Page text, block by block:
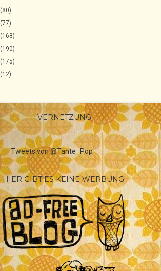
(80)
(77)
(168)
(190)
(175)
(12)
VERNETZUNG
Tweets von @Tante_Pop
HIER GIBT ES KEINE WERBUNG!